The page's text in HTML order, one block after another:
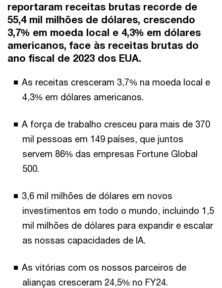
reportaram receitas brutas recorde de
55,4 mil milhões de dólares, crescendo
3,7% em moeda local e 4,3% em dólares
americanos, face às receitas brutas do
ano fiscal de 2023 dos EUA.
As receitas cresceram 3,7% na moeda local e
4,3% em dólares americanos.
A força de trabalho cresceu para mais de 370
mil pessoas em 149 países, que juntos
servem 86% das empresas Fortune Global
500.
3,6 mil milhões de dólares em novos
investimentos em todo o mundo, incluindo 1,5
mil milhões de dólares para expandir e escalar
as nossas capacidades de IA.
As vitórias com os nossos parceiros de
alianças cresceram 24,5% no FY24.